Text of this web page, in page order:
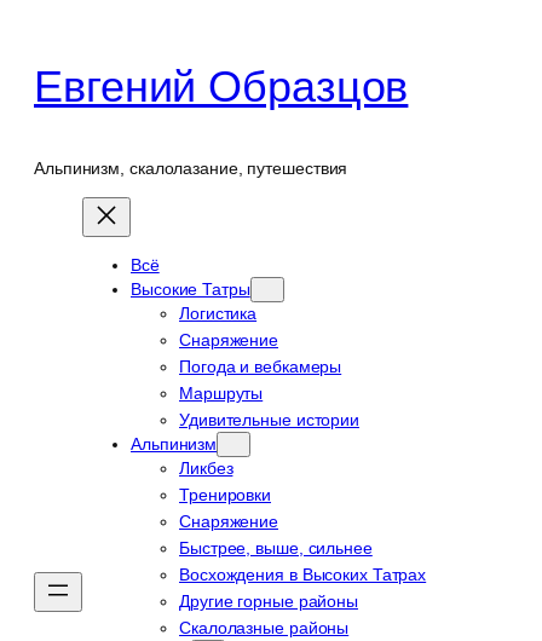
содержимому
Евгений Образцов
Альпинизм, скалолазание, путешествия
Всё
Высокие Татры
Логистика
Снаряжение
Погода и вебкамеры
Маршруты
Удивительные истории
Альпинизм
Ликбез
Тренировки
Снаряжение
Быстрее, выше, сильнее
Восхождения в Высоких Татрах
Другие горные районы
Скалолазные районы